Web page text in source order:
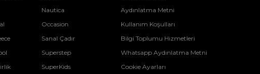
Nautica
Occasion
Sanal Çadır
Superstep
SuperKids
Aydınlatma Metni
Kullanım Koşulları
Bilgi Toplumu Hizmetleri
Whatsapp Aydınlatma Metni
Cookie Ayarları